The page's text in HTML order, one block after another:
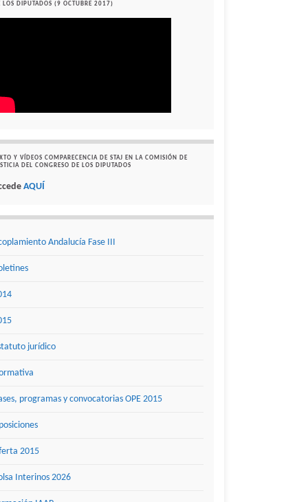
LOS DIPUTADOS (9 OCTUBRE 2017)
Y VÍDEOS COMPARECENCIA DE STAJ EN LA COMISIÓN DE
DEL CONGRESO DE LOS DIPUTADOS
AQUÍ
Andalucía Fase III
jurídico
programas y convocatorias OPE 2015
2015
Interinos 2026